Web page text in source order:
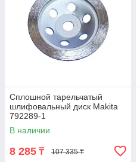
Сплошной тарельчатый
шлифовальный диск Makita
792289-1
В наличии
8 285 ₸ 107 335 ₸